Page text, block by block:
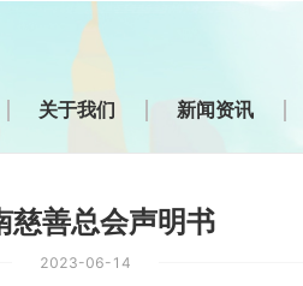
关于我们 新闻资讯
慈善总会声明书
2023-06-14